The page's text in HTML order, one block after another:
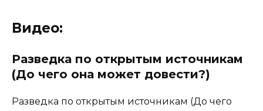
Видео:
Разведка по открытым источникам
(До чего она может довести?)
Разведка по открытым источникам (До чего